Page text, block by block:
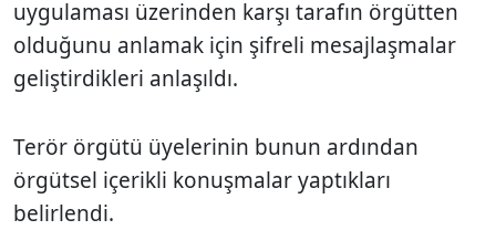
uygulaması üzerinden karşı tarafın örgütten
olduğunu anlamak için şifreli mesajlaşmalar
geliştirdikleri anlaşıldı.
Terör örgütü üyelerinin bunun ardından
örgütsel içerikli konuşmalar yaptıkları
belirlendi.